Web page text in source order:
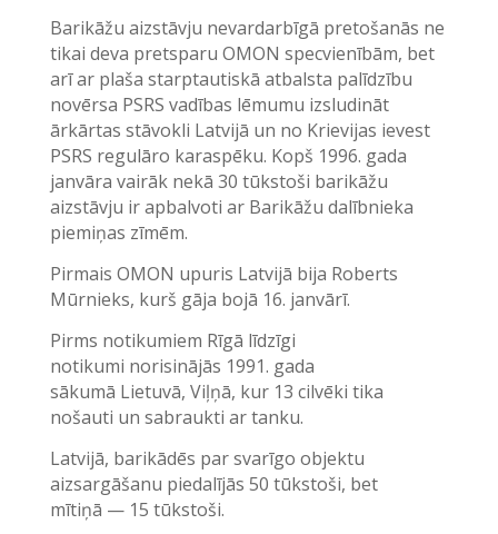
Barikāžu aizstāvju nevardarbīgā pretošanās ne
tikai deva pretsparu OMON specvienībām, bet
arī ar plaša starptautiskā atbalsta palīdzību
novērsa PSRS vadības lēmumu izsludināt
ārkārtas stāvokli Latvijā un no Krievijas ievest
PSRS regulāro karaspēku. Kopš 1996. gada
janvāra vairāk nekā 30 tūkstoši barikāžu
aizstāvju ir apbalvoti ar Barikāžu dalībnieka
piemiņas zīmēm.
Pirmais OMON upuris Latvijā bija Roberts
Mūrnieks, kurš gāja bojā 16. janvārī.
Pirms notikumiem Rīgā līdzīgi
notikumi norisinājās 1991. gada
sākumā Lietuvā, Viļņā, kur 13 cilvēki tika
nošauti un sabraukti ar tanku.
Latvijā, barikādēs par svarīgo objektu
aizsargāšanu piedalījās 50 tūkstoši, bet
mītiņā — 15 tūkstoši.